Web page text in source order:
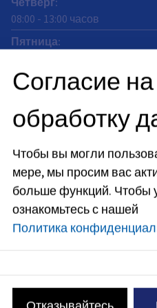
08:00 - 13:00 часов
Пятница:
Доступность по телефону:
Вторник: 13:30 - 15:00
Среда: 10:00 - 12:00
Четверг: 13:30 - 15:00
Свяжитесь с нами
332-
09131 86 - 2186
Согласие
обработку
Чтобы вы могли
мере, мы просим вас
больше функций. Чтобы
ознакомьтесь с нашей
Политика